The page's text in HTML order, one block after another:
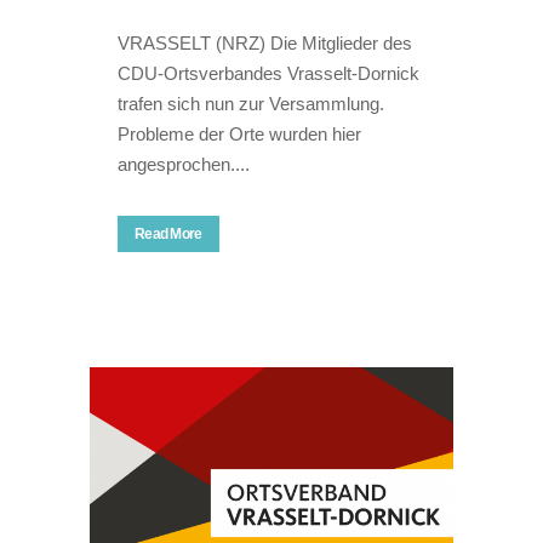
VRASSELT (NRZ) Die Mitglieder des
CDU-Ortsverbandes Vrasselt-Dornick
trafen sich nun zur Versammlung.
Probleme der Orte wurden hier
angesprochen....
Read More